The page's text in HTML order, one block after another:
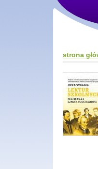
strona